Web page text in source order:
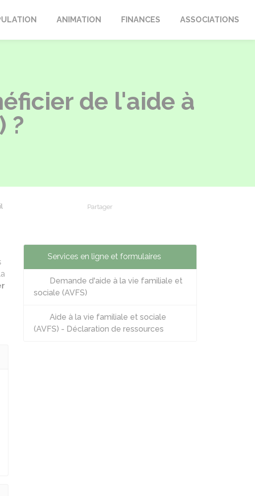
ANIMATION FINANCES ASSOCIATIONS
de l'aide à
?
Partager
Services en ligne et formulaires
Demande d'aide à la vie familiale et
sociale (AVFS)
Aide à la vie familiale et sociale
(AVFS) - Déclaration de ressources